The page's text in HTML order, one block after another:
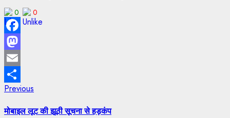
0 0
Facebook
Mastodon
Email
Share
Post
navigation
Previous
मोबाइल लूट की झूठी सूचना से हड़कंप